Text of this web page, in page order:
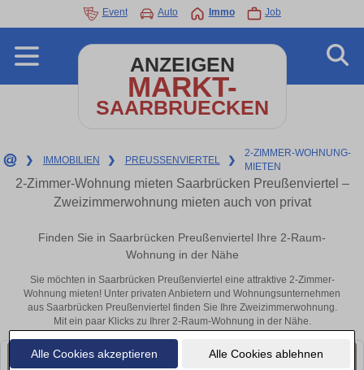
Alle Cookies akzeptieren Alle Cookies ablehnen
Event Auto Immo Job
ANZEIGEN
MARKT-
SAARBRUECKEN
❯ IMMOBILIEN ❯ PREUSSENVIERTEL ❯
2-ZIMMER-WOHNUNG-
MIETEN
2-Zimmer-Wohnung mieten Saarbrücken Preußenviertel –
Zweizimmerwohnung mieten auch von privat
Finden Sie in Saarbrücken Preußenviertel Ihre 2-Raum-
Wohnung in der Nähe
Sie möchten in Saarbrücken Preußenviertel eine attraktive 2-Zimmer-
Wohnung mieten! Unter privaten Anbietern und Wohnungsunternehmen
aus Saarbrücken Preußenviertel finden Sie Ihre Zweizimmerwohnung.
Mit ein paar Klicks zu Ihrer 2-Raum-Wohnung in der Nähe.